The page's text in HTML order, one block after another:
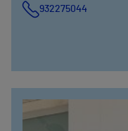
932275044